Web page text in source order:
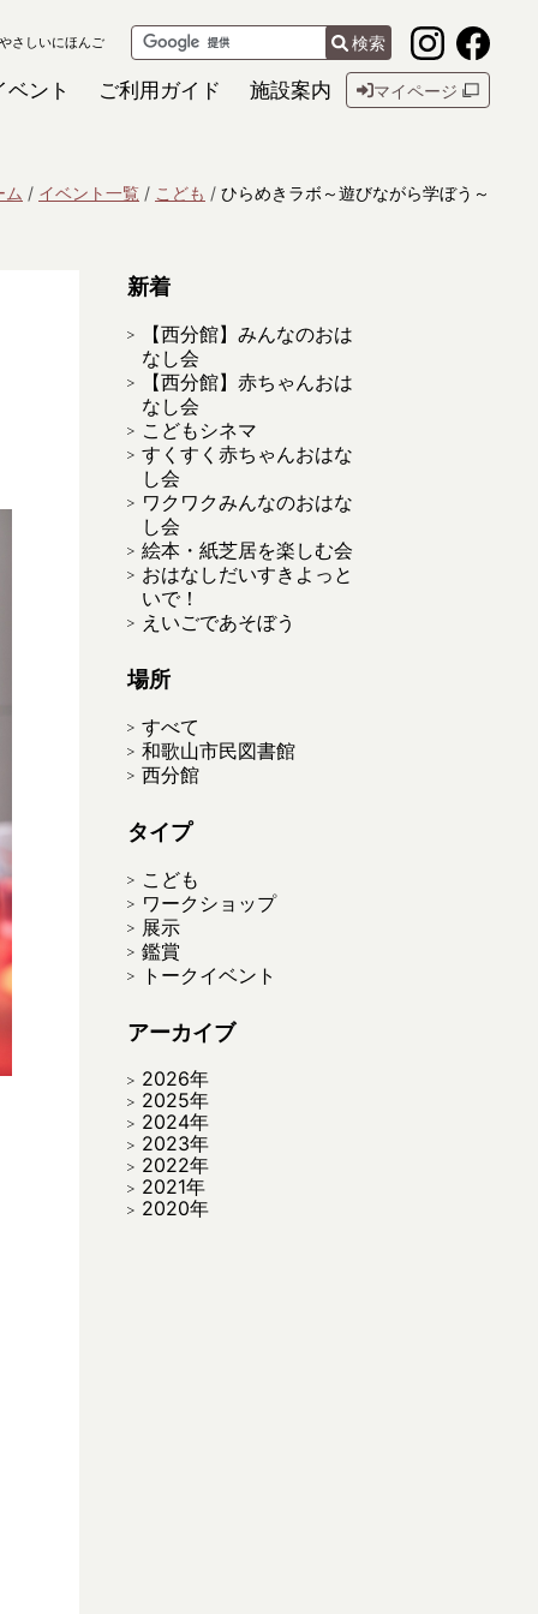
さしいにほんご 検索
ベント ご利用ガイド 施設案内 マイページ
ム イベント一覧 こども ひらめきラボ～遊びながら学ぼう～
新着
【西分館】みんなのおは
なし会
【西分館】赤ちゃんおは
なし会
こどもシネマ
すくすく赤ちゃんおはな
し会
ワクワクみんなのおはな
し会
絵本・紙芝居を楽しむ会
おはなしだいすきよっと
いで！
えいごであそぼう
場所
すべて
和歌山市民図書館
西分館
タイプ
こども
ワークショップ
展示
鑑賞
トークイベント
アーカイブ
2026年
2025年
2024年
2023年
2022年
2021年
2020年